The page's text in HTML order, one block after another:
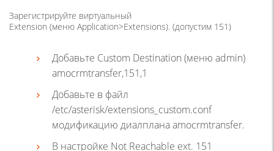
Зарегистрируйте виртуальный
Extension (меню Application>Extensions). (допустим 151)
Добавьте Custom Destination (меню admin)
amocrmtransfer,151,1
Добавьте в файл
/etc/asterisk/extensions_custom.conf
модификацию диалплана amocrmtransfer.
В настройке Not Reachable ext. 151